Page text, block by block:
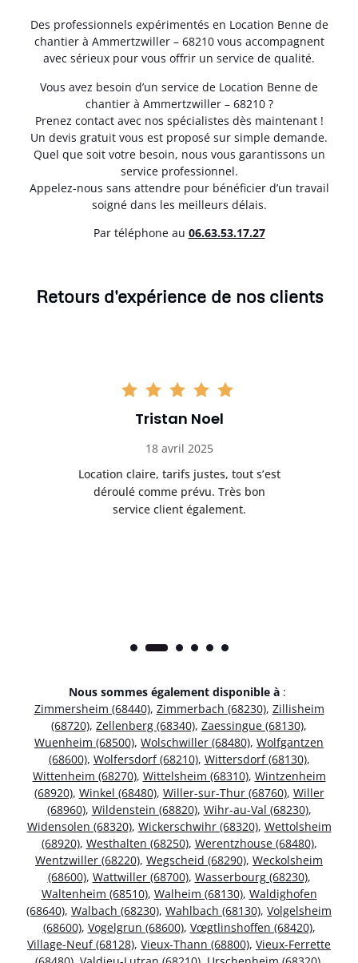
Des professionnels expérimentés en Location Benne de
chantier à Ammertzwiller – 68210 vous accompagnent
avec sérieux pour vous offrir un service de qualité.
Vous avez besoin d’un service de Location Benne de
chantier à Ammertzwiller – 68210 ?
Prenez contact avec nos spécialistes dès maintenant !
Un devis gratuit vous est proposé sur simple demande.
Quel que soit votre besoin, nous vous garantissons un
service professionnel.
Appelez-nous sans attendre pour bénéficier d’un travail
soigné dans les meilleurs délais.
Par téléphone au 06.63.53.17.27
Retours d'expérience de nos clients
Tristan Noel
18 avril 2025
Location claire, tarifs justes, tout s’est
déroulé comme prévu. Très bon
service client également.
Nous sommes également disponible à :
Zimmersheim (68440), Zimmerbach (68230), Zillisheim
(68720), Zellenberg (68340), Zaessingue (68130),
Wuenheim (68500), Wolschwiller (68480), Wolfgantzen
(68600), Wolfersdorf (68210), Wittersdorf (68130),
Wittenheim (68270), Wittelsheim (68310), Wintzenheim
(68920), Winkel (68480), Willer-sur-Thur (68760), Willer
(68960), Wildenstein (68820), Wihr-au-Val (68230),
Widensolen (68320), Wickerschwihr (68320), Wettolsheim
(68920), Westhalten (68250), Werentzhouse (68480),
Wentzwiller (68220), Wegscheid (68290), Weckolsheim
(68600), Wattwiller (68700), Wasserbourg (68230),
Waltenheim (68510), Walheim (68130), Waldighofen
(68640), Walbach (68230), Wahlbach (68130), Volgelsheim
(68600), Vogelgrun (68600), Vœgtlinshoffen (68420),
Village-Neuf (68128), Vieux-Thann (68800), Vieux-Ferrette